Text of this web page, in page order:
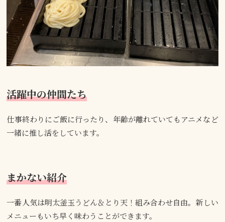
活躍中の仲間たち
仕事終わりにご飯に行ったり、年齢が離れていてもアニメなど
一緒に推し活をしています。
まかない紹介
一番人気は明太釜玉うどん＆とり天！組み合わせ自由。新しい
メニューもいち早く味わうことができます。